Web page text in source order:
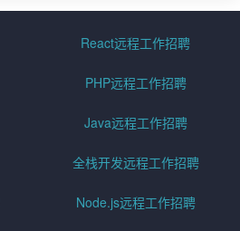
React远程工作招聘
PHP远程工作招聘
Java远程工作招聘
全栈开发远程工作招聘
Node.js远程工作招聘